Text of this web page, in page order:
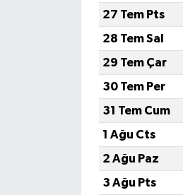
27 Tem Pts
28 Tem Sal
29 Tem Çar
30 Tem Per
31 Tem Cum
1 Ağu Cts
2 Ağu Paz
3 Ağu Pts